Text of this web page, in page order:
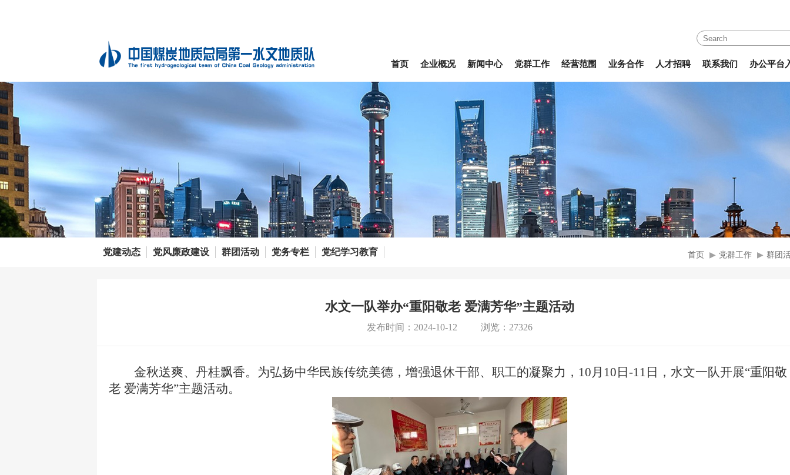
首页 企业概况 新闻中心 党群工作 经营范围 业务合作 人才招聘 联系我们 办公平台
党建动态 党风廉政建设 群团活动 党务专栏 党纪学习教育 首页 ▶ 党群工作 ▶ 群团
水文一队举办“重阳敬老 爱满芳华”主题活动
发布时间：2024-10-12 浏览：27326
金秋送爽、丹桂飘香。 为弘扬中华民族传统美德，增强退休干部、职工的凝聚力， 10月10日-11日，水文一队开展“重阳敬
老 爱满芳华”主题活动。